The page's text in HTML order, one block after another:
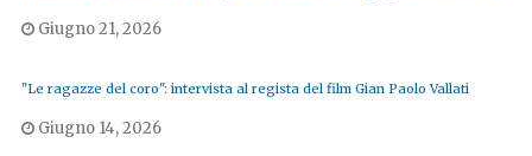
Giugno 21, 2026
"Le ragazze del coro": intervista al regista del film Gian Paolo Vallati
Giugno 14, 2026